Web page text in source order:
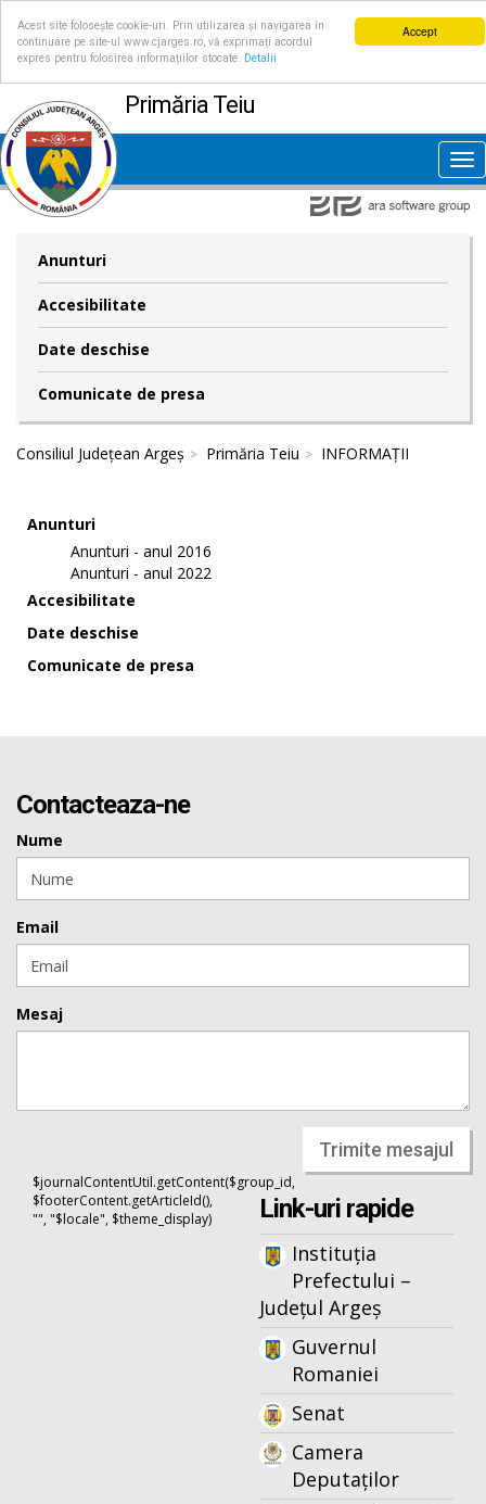
Accept
Acest site folosește cookie-uri. Prin utilizarea și navigarea în
continuare pe site-ul www.cjarges.ro, vă exprimați acordul
expres pentru folosirea informațiilor stocate.
Detalii
Primăria Teiu
Anunturi
Accesibilitate
Date deschise
Comunicate de presa
Consiliul Județean Argeș Primăria Teiu INFORMAȚII
Anunturi
Anunturi - anul 2016
Anunturi - anul 2022
Accesibilitate
Date deschise
Comunicate de presa
Contacteaza-ne
Nume
Email
Mesaj
Trimite mesajul
$journalContentUtil.getContent($group_id,
$footerContent.getArticleId(),
"", "$locale", $theme_display)
Link-uri rapide
Instituția
Prefectului –
Județul Argeș
Guvernul
Romaniei
Senat
Camera
Deputaților